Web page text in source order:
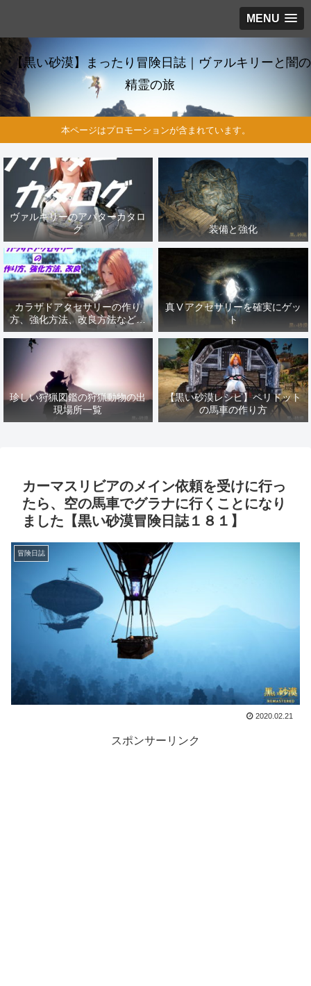
MENU
【黒い砂漠】まったり冒険日誌｜ヴァルキリーと闇の
精霊の旅
本ページはプロモーションが含まれています。
ヴァルキリーのアバターカタロ
グ
装備と強化
カラザドアクセサリーの作り
方、強化方法、改良方法などま
とめ【黒い砂漠冒険日誌１４１
真Ⅴアクセサリーを確実にゲッ
ト
珍しい狩猟図鑑の狩猟動物の出
現場所一覧
【黒い砂漠レシピ】ペリドット
の馬車の作り方
カーマスリビアのメイン依頼を受けに行っ
たら、空の馬車でグラナに行くことになり
ました【黒い砂漠冒険日誌１８１】
冒険日誌
2020.02.21
スポンサーリンク